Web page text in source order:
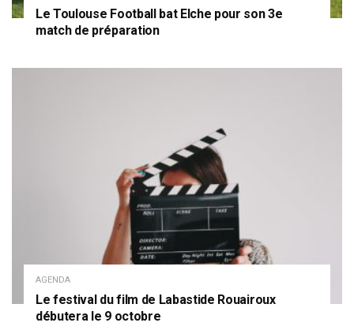
Le Toulouse Football bat Elche pour son 3e
match de préparation
AGENDA
Le festival du film de Labastide Rouairoux
débutera le 9 octobre